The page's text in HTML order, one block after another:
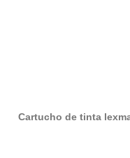
Cartucho de tinta